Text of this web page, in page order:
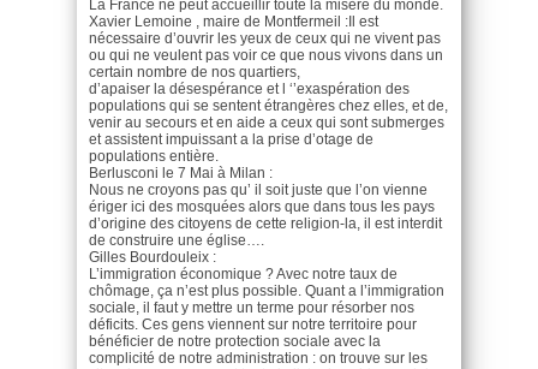
La France ne peut accueillir toute la misère du monde.
Xavier Lemoine , maire de Montfermeil :Il est
nécessaire d’ouvrir les yeux de ceux qui ne vivent pas
ou qui ne veulent pas voir ce que nous vivons dans un
certain nombre de nos quartiers,
d’apaiser la désespérance et l ‘’exaspération des
populations qui se sentent étrangères chez elles, et de,
venir au secours et en aide a ceux qui sont submerges
et assistent impuissant a la prise d’otage de
populations entière.
Berlusconi le 7 Mai à Milan :
Nous ne croyons pas qu’ il soit juste que l’on vienne
ériger ici des mosquées alors que dans tous les pays
d’origine des citoyens de cette religion-la, il est interdit
de construire une église….
Gilles Bourdouleix :
L’immigration économique ? Avec notre taux de
chômage, ça n’est plus possible. Quant a l’immigration
sociale, il faut y mettre un terme pour résorber nos
déficits. Ces gens viennent sur notre territoire pour
bénéficier de notre protection sociale avec la
complicité de notre administration : on trouve sur les